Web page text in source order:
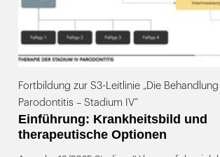
Fortbildung zur S3-Leitlinie „Die
Parodontitis – Stadium IV“
Einführung: Krankheitsbild und
therapeutische Optionen